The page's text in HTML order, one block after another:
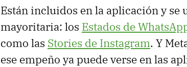
Están incluidos en la aplicación y
mayoritaria: los Estados de
como las Stories de Instagram. Y
ese empeño ya puede verse en las